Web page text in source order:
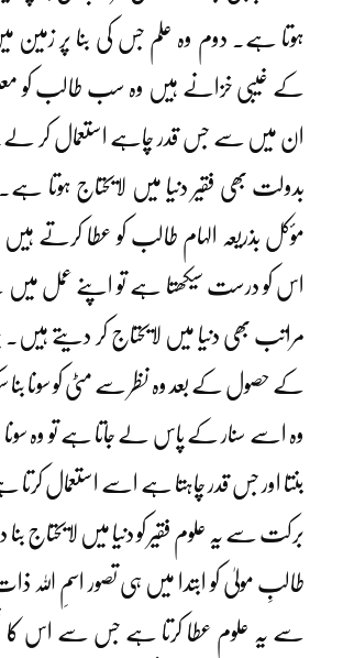
ہوتا ہے۔ دوم وہ علم جس کی بنا پر زمین
کے غیبی خزانے ہیں وہ سب طالب کو
ان میں سے جس قدر چاہے استعمال کر
بدولت بھی فقیر دنیا میں لایحتاج ہوتا ہے۔
مؤکل بذریعہ الہام طالب کو عطا کرتے
اس کو درست سیکھتا ہے تو اپنے عمل
مراتب بھی دنیا میں لایحتاج کر دیتے ہیں۔
کے حصول کے بعد وہ نظر سے مٹی کو سونا
وہ اسے سنار کے پاس لے جاتا ہے تو وہ
بنتا اور جس قدر چاہتا ہے اسے استعمال
برکت سے یہ علوم فقیر کو دنیا میں لایحتاج
طالبِ مولیٰ کو ابتدا میں ہی تصور اسمِ
سے یہ علوم عطا کرتا ہے جس سے اس کا